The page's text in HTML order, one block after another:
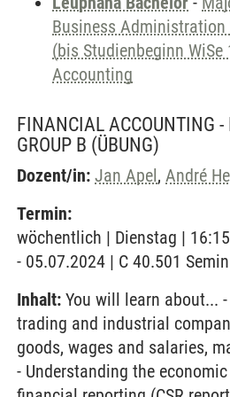
Business Administration
(bis Studienbeginn WiSe
Accounting
FINANCIAL ACCOUNTING
GROUP B (ÜBUNG)
Dozent/in: Jan Apel, André
Termin:
wöchentlich | Dienstag |
- 05.07.2024 | C 40.501
Inhalt: You will learn about...
trading and industrial
goods, wages and salaries,
- Understanding the